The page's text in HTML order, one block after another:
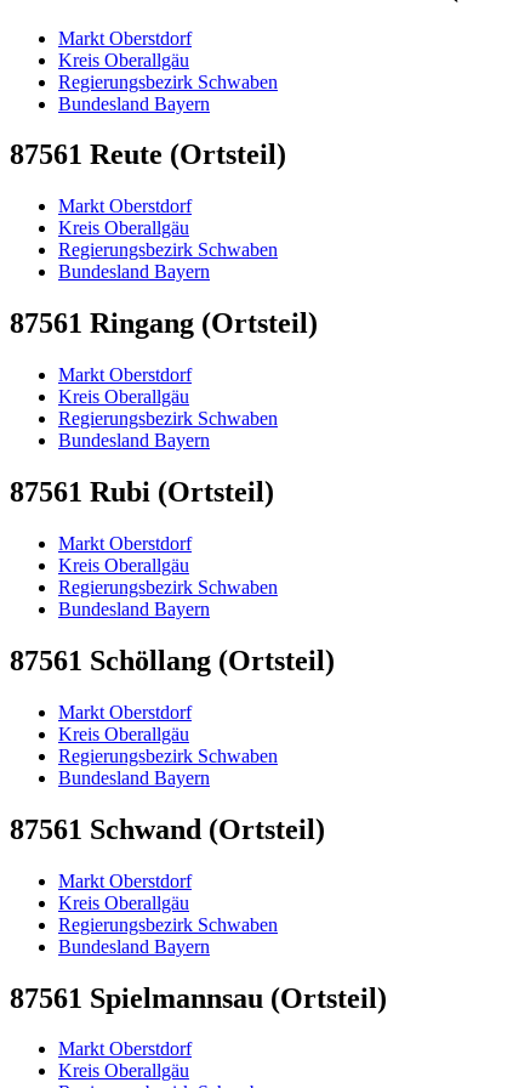
Markt Oberstdorf
Kreis Oberallgäu
Regierungsbezirk Schwaben
Bundesland Bayern
87561 Reute (Ortsteil)
Markt Oberstdorf
Kreis Oberallgäu
Regierungsbezirk Schwaben
Bundesland Bayern
87561 Ringang (Ortsteil)
Markt Oberstdorf
Kreis Oberallgäu
Regierungsbezirk Schwaben
Bundesland Bayern
87561 Rubi (Ortsteil)
Markt Oberstdorf
Kreis Oberallgäu
Regierungsbezirk Schwaben
Bundesland Bayern
87561 Schöllang (Ortsteil)
Markt Oberstdorf
Kreis Oberallgäu
Regierungsbezirk Schwaben
Bundesland Bayern
87561 Schwand (Ortsteil)
Markt Oberstdorf
Kreis Oberallgäu
Regierungsbezirk Schwaben
Bundesland Bayern
87561 Spielmannsau (Ortsteil)
Markt Oberstdorf
Kreis Oberallgäu